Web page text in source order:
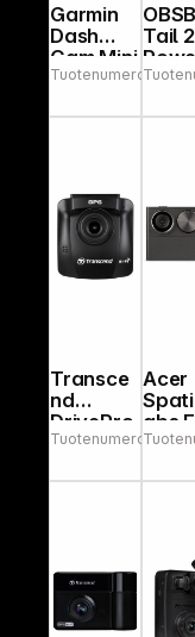
Garmin
Dash
Cam Mini
3
Tuotenumero:
Tail 2
4K
Transce
nd
DrivePro
230 Data
Privacy
HC TLC
Tuotenumero:
Acer
abs
3D